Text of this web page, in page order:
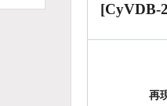
[CyVDB-
再